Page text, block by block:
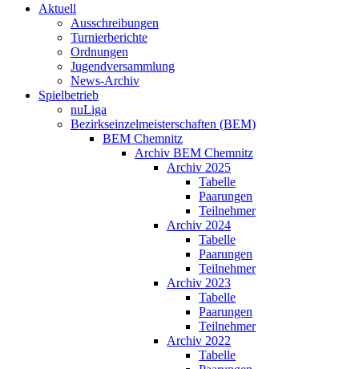
Aktuell
Ausschreibungen
Turnierberichte
Ordnungen
Jugendversammlung
News-Archiv
Spielbetrieb
nuLiga
Bezirkseinzelmeisterschaften (BEM)
BEM Chemnitz
Archiv BEM Chemnitz
Archiv 2025
Tabelle
Paarungen
Teilnehmer
Archiv 2024
Tabelle
Paarungen
Teilnehmer
Archiv 2023
Tabelle
Paarungen
Teilnehmer
Archiv 2022
Tabelle